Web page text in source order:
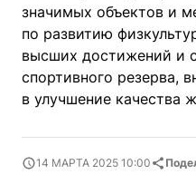
значимых объектов и
по развитию
высших достижений и
спортивного резерва,
в улучшение качества
14 МАРТА 2025 10:00